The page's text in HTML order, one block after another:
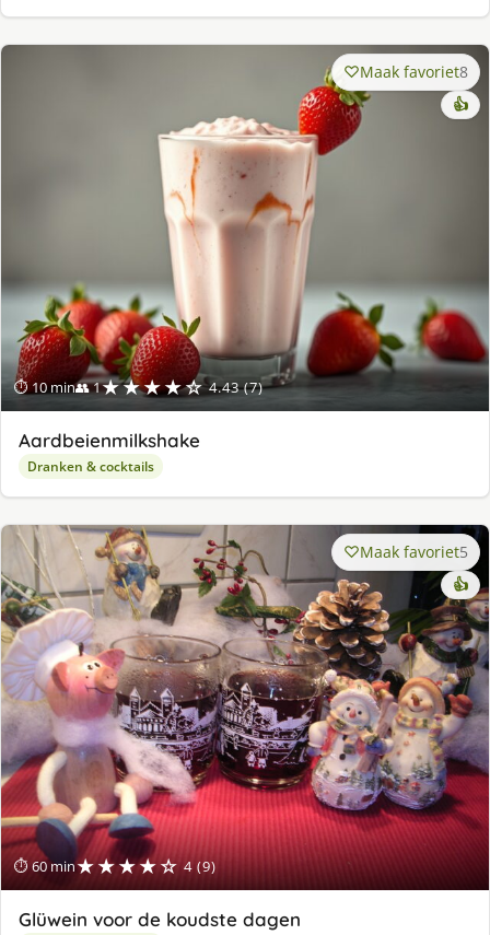
⏱ 10 min👥 1★★★★☆ 4.43 (7)
Maak favoriet8
👍
Aardbeienmilkshake
Dranken & cocktails
⏱ 60 min★★★★☆ 4 (9)
Maak favoriet5
👍
Glüwein voor de koudste dagen